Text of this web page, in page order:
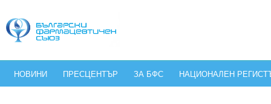
НОВИНИ ПРЕСЦЕНТЪР ЗА БФС НАЦИОНАЛЕН